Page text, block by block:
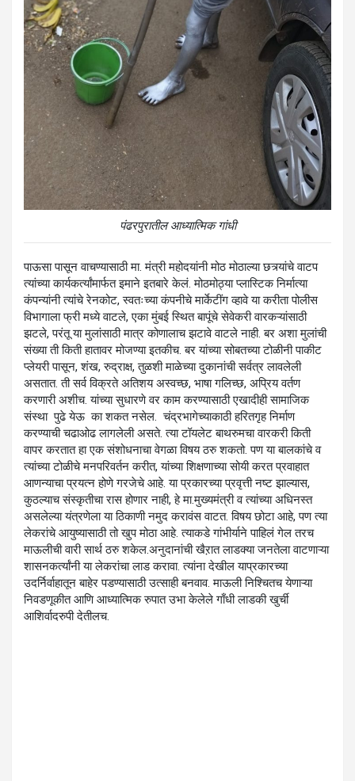
पंढरपुरातील आध्यात्मिक गांधी
पाऊसा पासून वाचण्यासाठी मा. मंत्री महोदयांनी मोठ मोठाल्या छत्र्यांचे वाटप
त्यांच्या कार्यकर्त्यांमार्फत इमाने इतबारे केलं. मोठमोठ्या प्लास्टिक निर्मात्या
कंपन्यांनी त्यांचे रेनकोट, स्वतःच्या कंपनीचे मार्केटींग व्हावे या करीता पोलीस
विभागाला फ्री मध्ये वाटले, एका मुंबई स्थित बापूंचे सेवेकरी वारकऱ्यांसाठी
झटले, परंतू या मुलांसाठी मात्र कोणालाच झटावे वाटले नाही. बर अशा मुलांची
संख्या ती किती हातावर मोजण्या इतकीच. बर यांच्या सोबतच्या टोळीनी पाकीट
प्लेयरी पासून, शंख, रुद्राक्ष, तुळशी माळेच्या दुकानांची सर्वत्र लावलेली
असतात. ती सर्व विक्रते अतिशय अस्वच्छ, भाषा गलिच्छ, अप्रिय वर्तण
करणारी अशीच. यांच्या सुधारणे वर काम करण्यासाठी एखादीही सामाजिक
संस्था पुढे येऊ का शकत नसेल. चंद्रभागेच्याकाठी हरितगृह निर्माण
करण्याची चढाओढ लागलेली असते. त्या टॉयलेट बाथरुमचा वारकरी किती
वापर करतात हा एक संशोधनाचा वेगळा विषय ठरु शकतो. पण या बालकांचे व
त्यांच्या टोळीचे मनपरिवर्तन करीत, यांच्या शिक्षणाच्या सोयी करत प्रवाहात
आणन्याचा प्रयत्न होणे गरजेचे आहे. या प्रकारच्या प्रवृत्ती नष्ट झाल्यास,
कुठल्याच संस्कृतीचा रास होणार नाही, हे मा.मुख्यमंत्री व त्यांच्या अधिनस्त
असलेल्या यंत्रणेला या ठिकाणी नमुद करावंस वाटत. विषय छोटा आहे, पण त्या
लेकरांचे आयुष्यासाठी तो खुप मोठा आहे. त्याकडे गांभीर्याने पाहिलं गेल तरच
माऊलीची वारी सार्थ ठरु शकेल.अनुदानांची खैऱात लाडक्या जनतेला वाटणाऱ्या
शासनकर्त्यांनी या लेकरांचा लाड करावा. त्यांना देखील याप्रकारच्या
उदर्निर्वाहातून बाहेर पडण्यासाठी उत्साही बनवाव. माऊली निश्चितच येणाऱ्या
निवडणूकीत आणि आध्यात्मिक रुपात उभा केलेले गाँधी लाडकी खुर्ची
आशिर्वादरुपी देतीलच.